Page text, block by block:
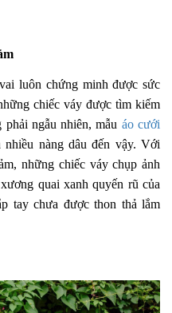
luôn chứng minh được sức
chiếc váy được tìm kiếm
ngẫu nhiên, mẫu áo cưới
nàng dâu đến vậy. Với
những chiếc váy chụp ảnh
quai xanh quyến rũ của
tay chưa được thon thả lắm